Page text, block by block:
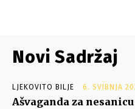
Novi Sadržaj
LJEKOVITO BILJE 6. SVIBNJA
Ašvaganda za